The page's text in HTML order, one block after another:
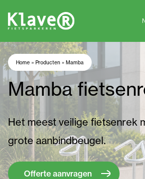
Home » Producten » Mamba
Mamba
Het meest veilige fietsenrek
grote aanbindbeugel.
Offerte aanvragen